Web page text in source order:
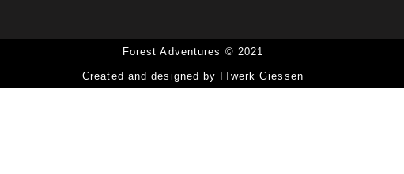
Forest Adventures © 2021
Created and designed by ITwerk Giessen